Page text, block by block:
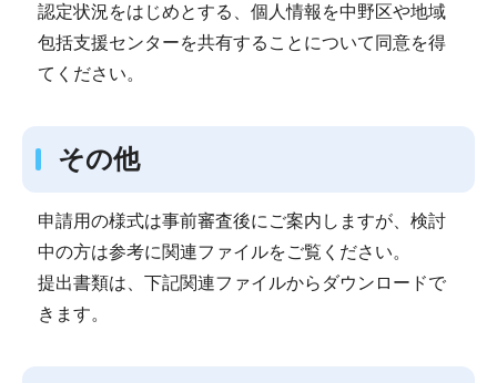
認定状況をはじめとする、個人情報を中野区や地域
包括支援センターを共有することについて同意を得
てください。
その他
申請用の様式は事前審査後にご案内しますが、検討
中の方は参考に関連ファイルをご覧ください。
提出書類は、下記関連ファイルからダウンロードで
きます。